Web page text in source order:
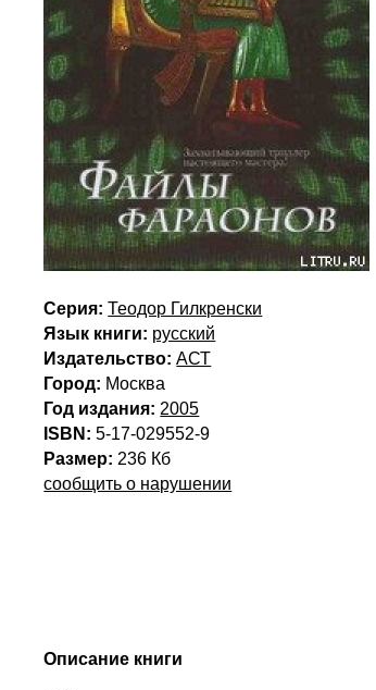
Серия: Теодор Гилкренски
Язык книги: русский
Издательство: АСТ
Город: Москва
Год издания: 2005
ISBN: 5-17-029552-9
Размер: 236 Кб
сообщить о нарушении
Описание книги